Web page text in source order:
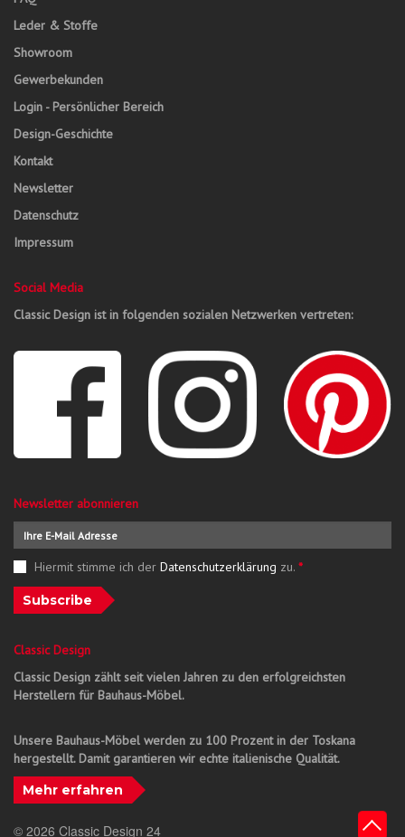
Leder & Stoffe
Showroom
Gewerbekunden
Login - Persönlicher Bereich
Design-Geschichte
Kontakt
Newsletter
Datenschutz
Impressum
Social Media
Classic Design ist in folgenden sozialen Netzwerken vertreten:
Newsletter abonnieren
Hiermit stimme ich der Datenschutzerklärung zu. *
Subscribe
Classic Design
Classic Design zählt seit vielen Jahren zu den erfolgreichsten
Herstellern für Bauhaus-Möbel.
Unsere Bauhaus-Möbel werden zu 100 Prozent in der Toskana
hergestellt. Damit garantieren wir echte italienische Qualität.
Mehr erfahren
© 2026 Classic Design 24